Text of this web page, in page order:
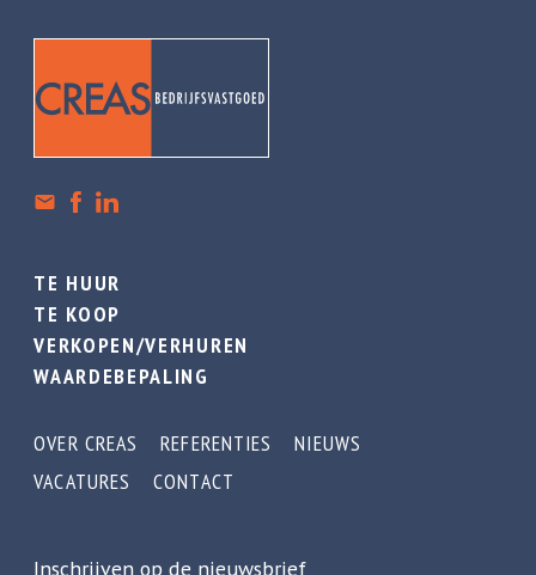
TE HUUR
TE KOOP
VERKOPEN/VERHUREN
WAARDEBEPALING
OVER CREAS REFERENTIES
NIEUWS
VACATURES
CONTACT
Inschrijven op de nieuwsbrief